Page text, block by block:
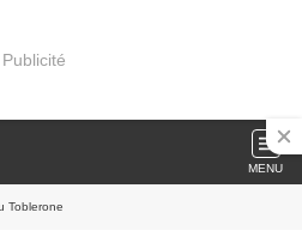
Publicité
MENU
Toblerone